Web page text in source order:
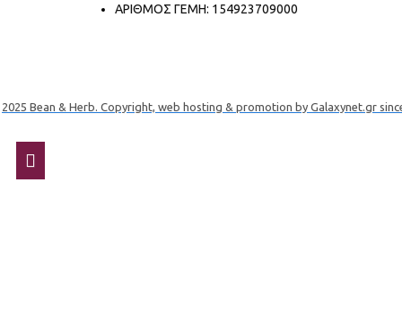
ΑΡΙΘΜΟΣ ΓΕΜΗ: 154923709000
2025 Bean & Herb. Copyright, web hosting & promotion by Galaxynet.gr